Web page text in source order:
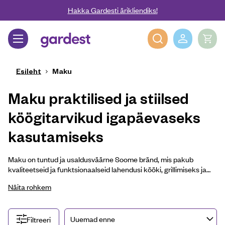
Liigu edasi põhisisu juurdeHakka Gardesti ärikliendiks!
Gardest
Esileht Maku
Maku praktilised ja stiilsed
köögitarvikud igapäevaseks
kasutamiseks
Maku on tuntud ja usaldusväärne Soome bränd, mis pakub
kvaliteetseid ja funktsionaalseid lahendusi kööki, grillimiseks ja
kasutusmugavust silmas pidades, et igapäevased toimetused
sortimendi köögitarvikuid ja köögitarbeid, sealhulgas potid ja
pannid, lõikelauad, noad, köögiriistad, serveerimisnõud,
Näita rohkem
Filtreeri